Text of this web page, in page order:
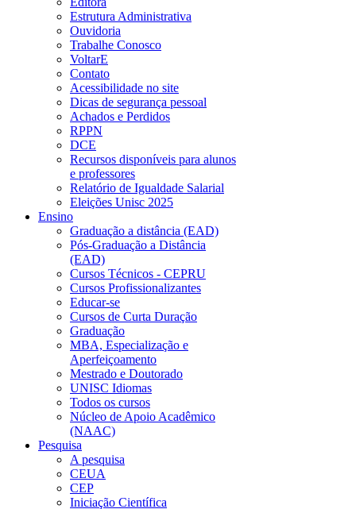
Estrutura Administrativa
Ouvidoria
Trabalhe Conosco
VoltarE
Contato
Acessibilidade no site
Dicas de segurança pessoal
Achados e Perdidos
RPPN
DCE
Recursos disponíveis para alunos
e professores
Relatório de Igualdade Salarial
Eleições Unisc 2025
Ensino
Graduação a distância (EAD)
Pós-Graduação a Distância
(EAD)
Cursos Técnicos - CEPRU
Cursos Profissionalizantes
Educar-se
Cursos de Curta Duração
Graduação
MBA, Especialização e
Aperfeiçoamento
Mestrado e Doutorado
UNISC Idiomas
Todos os cursos
Núcleo de Apoio Acadêmico
(NAAC)
Pesquisa
A pesquisa
CEUA
CEP
Iniciação Científica